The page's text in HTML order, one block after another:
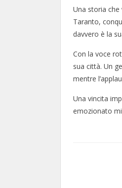
Una storia che
Taranto,
davvero è la
Con la voce
sua città. Un
mentre
Una vincita
emozionato